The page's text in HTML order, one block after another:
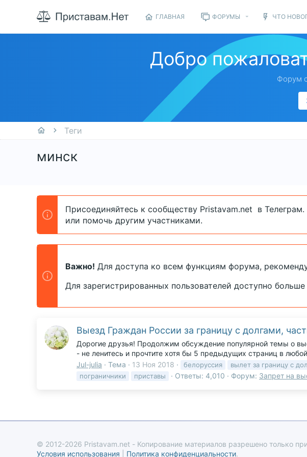
ГЛАВНАЯ ФОРУМЫ ЧТО
Добро
Форум
Теги
минск
Присоединяйтесь к сообществу Pristavam.net в Телеграм.
или помочь другим участниками.
Важно! Для доступа ко всем функциям форума,
Для зарегистрированных пользователей доступно
Выезд Граждан России за границу с долгами,
Дорогие друзья! Продолжим обсуждение популярной темы о
- не ленитесь и прочтите хотя бы 5 предыдущих страниц в
Jul-julia
Тема 13 Ноя 2018 белоруссия вылет за границу с
пограничники
приставы Ответы: 4,010 Форум: Запрет на
© 2012-2026 Pristavam.net - Копирование материалов разрешено только
Условия использования
Политика конфиденциальности.